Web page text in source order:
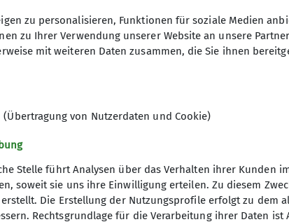
zu personalisieren, Funktionen für soziale Medien
zu Ihrer Verwendung unserer Website an unsere
mit weiteren Daten zusammen, die Sie ihnen
(Übertragung von Nutzerdaten und Cookie)
Stelle führt Analysen über das Verhalten ihrer Kunden
soweit sie uns ihre Einwilligung erteilen. Zu diesem
Die Erstellung der Nutzungsprofile erfolgt zu dem
Rechtsgrundlage für die Verarbeitung ihrer Daten ist